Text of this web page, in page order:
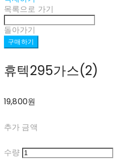
목록으로 가기
돌아가기
구매하기
휴텍295가스(2)
19,800원
추가 금액
수량